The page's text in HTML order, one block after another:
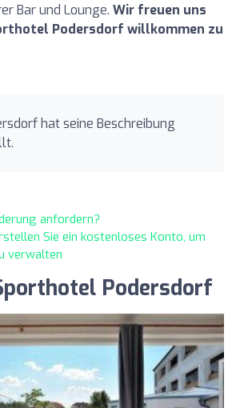
Bar und Lounge. Wir freuen uns
Podersdorf willkommen zu
hat seine Beschreibung
anfordern?
Sie ein kostenloses Konto, um
verwalten
Podersdorf